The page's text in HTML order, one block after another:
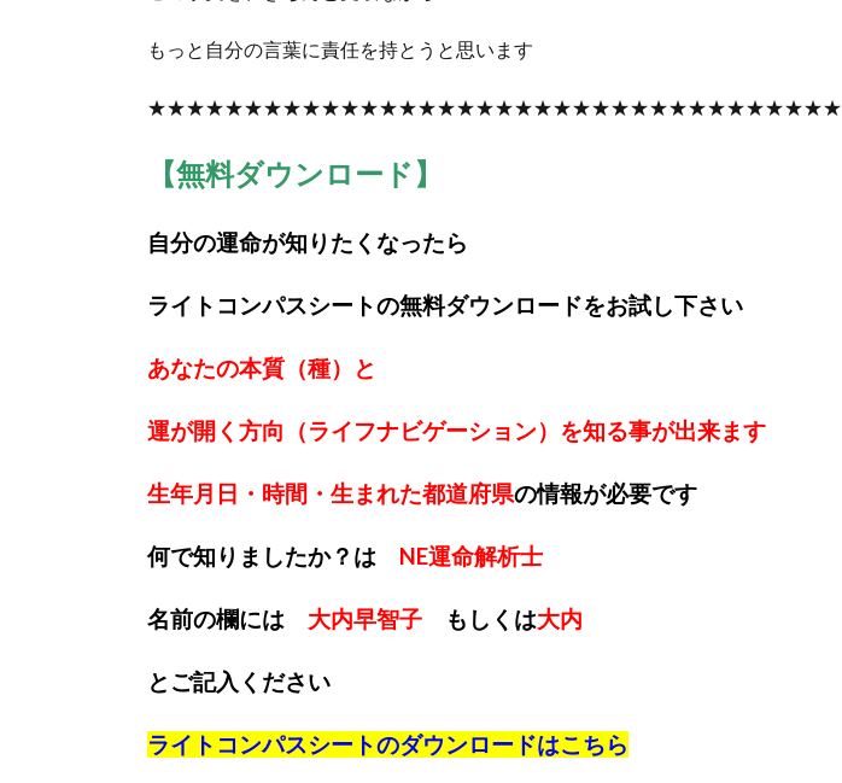
もっと自分の言葉に責任を持とうと思います
★★★★★★★★★★★★★★★★★★★★★★★★★★★★★★★★★★★★
【無料ダウンロード】
自分の運命が知りたくなったら
ライトコンパスシートの無料ダウンロードをお試し下さい
あなたの本質（種）と
運が開く方向（ライフナビゲーション）を知る事が出来ます
生年月日・時間・生まれた都道府県の情報が必要です
何で知りましたか？は NE運命解析士
名前の欄には 大内早智子 もしくは大内
とご記入ください
ライトコンパスシートのダウンロードはこちら